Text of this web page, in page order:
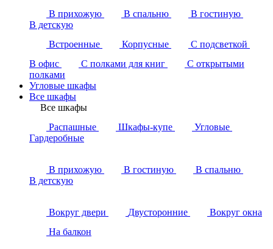
В прихожую
В спальню
В гостиную
В детскую
Встроенные
Корпусные
С подсветкой
В офис
С полками для книг
С открытыми
полками
Угловые шкафы
Все шкафы
Все шкафы
Распашные
Шкафы-купе
Угловые
Гардеробные
В прихожую В гостиную
В спальню
В детскую
Вокруг двери Двусторонние
Вокруг окна
На балкон